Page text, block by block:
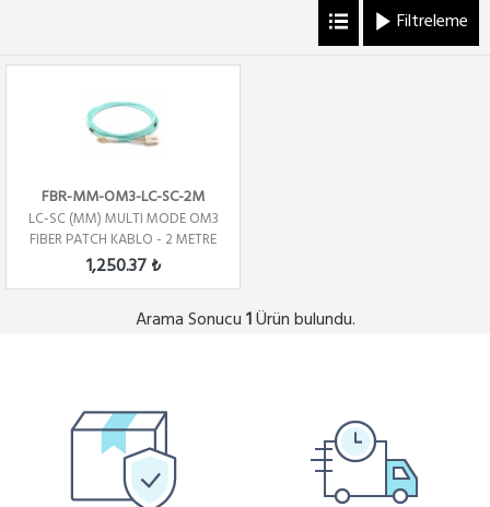
Filtreleme
FBR-MM-OM3-LC-SC-2M
LC-SC (MM) MULTI MODE OM3
FIBER PATCH KABLO - 2 METRE
1,250.37 ₺
Arama Sonucu 1Ürün bulundu.